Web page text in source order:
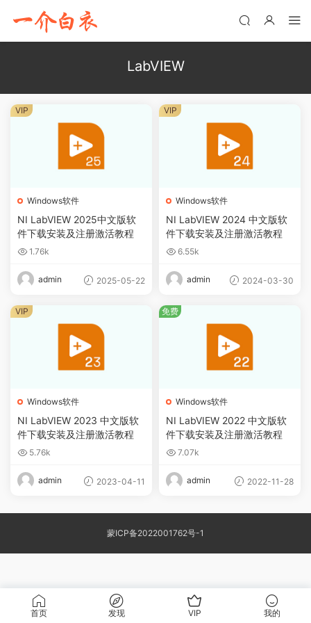
LabVIEW
Windows软件
NI LabVIEW 2025中文版软
件下载安装及注册激活教程
1.76k
admin 2025-05-22
VIP
Windows软件
NI LabVIEW 2024 中文版软
件下载安装及注册激活教程
6.55k
admin 2024-03-30
VIP
Windows软件
NI LabVIEW 2023 中文版软
件下载安装及注册激活教程
5.76k
admin 2023-04-11
VIP
Windows软件
NI LabVIEW 2022 中文版软
件下载安装及注册激活教程
7.07k
admin 2022-11-28
免费
蒙ICP备2022001762号-1
首页 发现 VIP 我的